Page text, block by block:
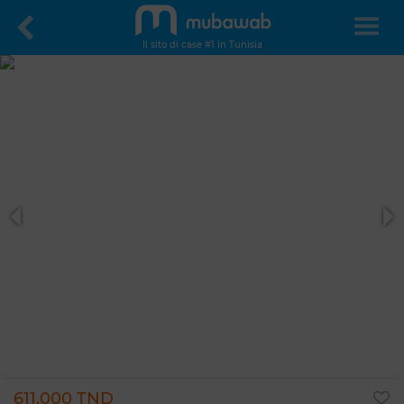
Il sito di case #1 in Tunisia
611.000 TND